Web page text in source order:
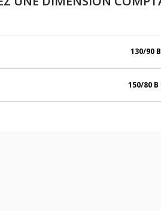
130/90
150/80 B